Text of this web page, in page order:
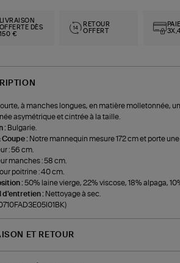
LIVRAISON
OFFERTE DÈS
150 €
RETOUR
OFFERT
à manches longues, en matière molletonnée,
asymétrique et cintrée à la taille.
: Bulgarie.
Coupe : Notre mannequin mesure 172 cm et porte une
: 56 cm.
manches : 58 cm.
poitrine : 40 cm.
:50% laine vierge, 22% viscose, 18% alpaga,
d'entretien : Nettoyage à sec.
ET RETOUR